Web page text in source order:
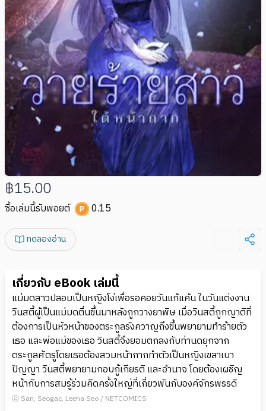
฿15.00
ซื้อเล่มนี้รับพอยต์ 0.15
ทดลองอ่าน
เกี่ยวกับ eBook เล่มนี้
แม่มดสาวปลอมเป็นหญิงโง่เพื่อรอคอยวันแก้แค้น ในวันแต่งงาน
วินสตี้ผู้เป็นแม่มดตื่นขึ้นมาหลังถูกวางยาพิษ เมื่อวินสตี้ถูกญาติที่
ต้องการเป็นหัวหน้าของตระกูลรังควาญถึงขึ้นพยายามทำร้ายตัว
เธอ และพ่อแม่ของเธอ วินสตี้จึงยอมตกลงกับท่านดยุกจาก
ตระกูลศัตรูโดยเธอต้องสวมหน้ากากทำตัวเป็นหญิงเขลาเบา
ปัญญา วินสตี้พยายามกอบกู้เกียรติ และอำนาจ โดยต้องเผชิญ
หน้ากับการสมรู้ร่วมคิดครั้งใหญ่ที่เกี่ยวพันกับองค์จักรพรรดิ
ⓒ San, Seogac, Leeha Seo / NETCOMICS